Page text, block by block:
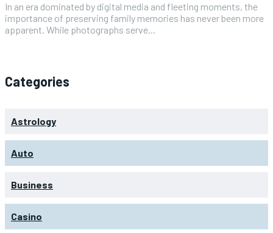
In an era dominated by digital media and fleeting moments, the
importance of preserving family memories has never been more
apparent. While photographs serve...
Categories
Astrology
Auto
Business
Casino